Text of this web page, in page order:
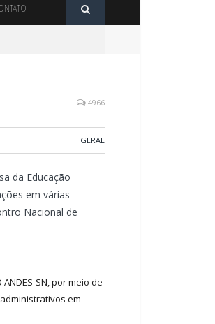
4966
GERAL
da Educação
em várias
Nacional de
SN, por meio de
em